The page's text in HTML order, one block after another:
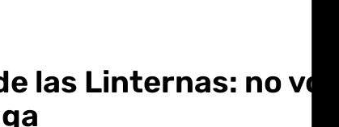
las Linternas: no